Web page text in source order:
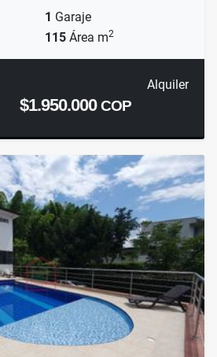
1 Garaje
115 Área m2
Alquiler
$1.950.000COP